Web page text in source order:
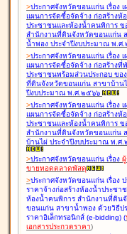
>ประกาศจังหวัดขอนแก่น เรื่อง เ
แผนการจัดซื้อจัดจ้าง ก่อสร้างห้
ประชาชนและห้องน้ำคนพิการ ข
สำนักงานที่ดินจังหวัดขอนแก่น
น้ำพอง ประจำปีงบประมาณ พ.ศ
>ประกาศจังหวัดขอนแก่น เรื่อง เ
แผนการจัดซื้อจัดจ้าง ก่อสร้างที่
ประชาชนพร้อมส่วนประกอบ ขอ
ที่ดินจังหวัดขอนแก่น สาขาบ้านไ
ปีงบประมาณ พ.ศ.๒๕๖๖
>ประกาศจังหวัดขอนแก่น เรื่อง เ
แผนการจัดซื้อจัดจ้าง ก่อสร้างห้
ประชาชนและห้องน้ำคนพิการ ข
สำนักงานที่ดินจังหวัดขอนแก่น
บ้านไผ่ ประจำปีงบประมาณ พ.ศ
>ประกาศจังหวัดขอนแก่น เรื่อง
ขายทอดตลาดพัสดุ
>ประกาศจังหวัดขอนแก่น เรื่อง
ราคาจ้างก่อสร้างห้องน้ำประชา
ห้องน้ำคนพิการ สำนักงานที่ดิน
ขอนแก่น สาขาน้ำพอง ด้วยวิธีป
ราคาอิเล็กทรอนิกส์ (e-bidding) (
เอกสารประกวดราคา)